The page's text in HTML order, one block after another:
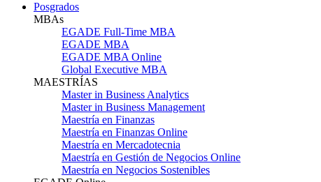
Posgrados
MBAs
EGADE Full-Time MBA
EGADE MBA
EGADE MBA Online
Global Executive MBA
MAESTRÍAS
Master in Business Analytics
Master in Business Management
Maestría en Finanzas
Maestría en Finanzas Online
Maestría en Mercadotecnia
Maestría en Gestión de Negocios Online
Maestría en Negocios Sostenibles